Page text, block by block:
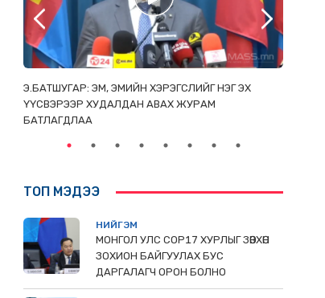
Э.БАТШУГАР: ЭМ, ЭМИЙН ХЭРЭГСЛИЙГ НЭГ ЭХ
ҮҮСВЭРЭЭР ХУДАЛДАН АВАХ ЖУРАМ
БАТЛАГДЛАА
ТОП МЭДЭЭ
НИЙГЭМ
МОНГОЛ УЛС СОР17 ХУРЛЫГ ЗӨВХӨН
ЗОХИОН БАЙГУУЛАХ БУС
ДАРГАЛАГЧ ОРОН БОЛНО